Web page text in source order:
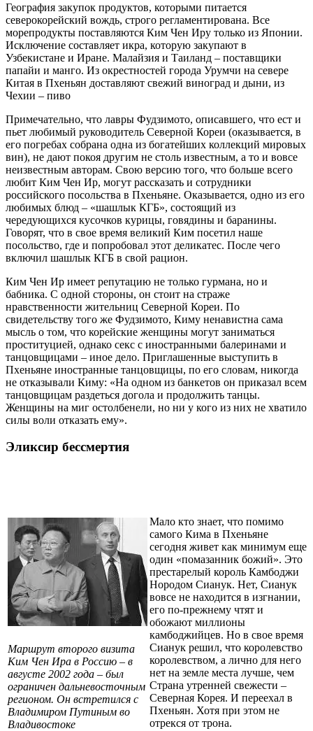
География закупок продуктов, которыми питается
северокорейский вождь, строго регламентирована. Все
морепродукты поставляются Ким Чен Иру только из Японии.
Исключение составляет икра, которую закупают в
Узбекистане и Иране. Малайзия и Таиланд – поставщики
папайи и манго. Из окрестностей города Урумчи на севере
Китая в Пхеньян доставляют свежий виноград и дыни, из
Чехии – пиво
Примечательно, что лавры Фудзимото, описавшего, что ест и
пьет любимый руководитель Северной Кореи (оказывается, в
его погребах собрана одна из богатейших коллекций мировых
вин), не дают покоя другим не столь известным, а то и вовсе
неизвестным авторам. Свою версию того, что больше всего
любит Ким Чен Ир, могут рассказать и сотрудники
российского посольства в Пхеньяне. Оказывается, одно из его
любимых блюд – «шашлык КГБ», состоящий из
чередующихся кусочков курицы, говядины и баранины.
Говорят, что в свое время великий Ким посетил наше
посольство, где и попробовал этот деликатес. После чего
включил шашлык КГБ в свой рацион.
Ким Чен Ир имеет репутацию не только гурмана, но и
бабника. С одной стороны, он стоит на страже
нравственности жительниц Северной Кореи. По
свидетельству того же Фудзимото, Киму ненавистна сама
мысль о том, что корейские женщины могут заниматься
проституцией, однако секс с иностранными балеринами и
танцовщицами – иное дело. Приглашенные выступить в
Пхеньяне иностранные танцовщицы, по его словам, никогда
не отказывали Киму: «На одном из банкетов он приказал всем
танцовщицам раздеться догола и продолжить танцы.
Женщины на миг остолбенели, но ни у кого из них не хватило
силы воли отказать ему».
Эликсир бессмертия
Маршрут второго визита
Ким Чен Ира в Россию – в
августе 2002 года – был
ограничен дальневосточным
регионом. Он встретился с
Владимиром Путиным во
Владивостоке
Мало кто знает, что помимо
самого Кима в Пхеньяне
сегодня живет как минимум еще
один «помазанник божий». Это
престарелый король Камбоджи
Нородом Сианук. Нет, Сианук
вовсе не находится в изгнании,
его по-прежнему чтят и
обожают миллионы
камбоджийцев. Но в свое время
Сианук решил, что королевство
королевством, а лично для него
нет на земле места лучше, чем
Страна утренней свежести –
Северная Корея. И переехал в
Пхеньян. Хотя при этом не
отрекся от трона.